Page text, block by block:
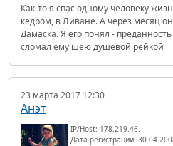
Как-то я спас одному человеку
кедром, в Ливане. А через месяц
Дамаска. Я его понял -
сломал ему шею душевой рейкой
23 марта 2017 12:30
Анэт
IP/Host: 178.219.46.---
Дата регистрации: